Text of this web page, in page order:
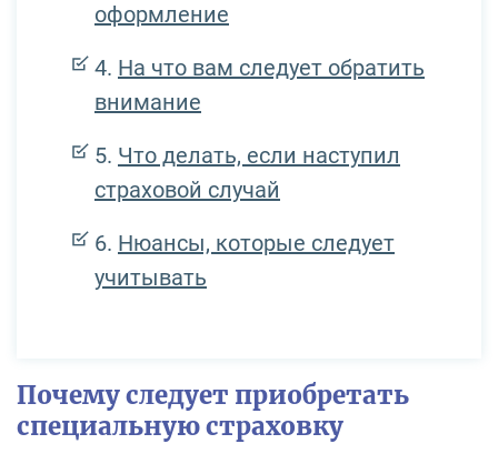
оформление
На что вам следует обратить
внимание
Что делать, если наступил
страховой случай
Нюансы, которые следует
учитывать
Почему следует приобретать
специальную страховку